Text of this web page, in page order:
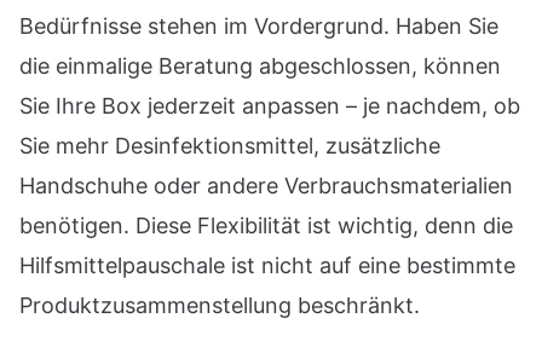
Bedürfnisse stehen im Vordergrund. Haben Sie
die einmalige Beratung abgeschlossen, können
Sie Ihre Box jederzeit anpassen – je nachdem, ob
Sie mehr Desinfektionsmittel, zusätzliche
Handschuhe oder andere Verbrauchsmaterialien
benötigen. Diese Flexibilität ist wichtig, denn die
Hilfsmittelpauschale ist nicht auf eine bestimmte
Produktzusammenstellung beschränkt.